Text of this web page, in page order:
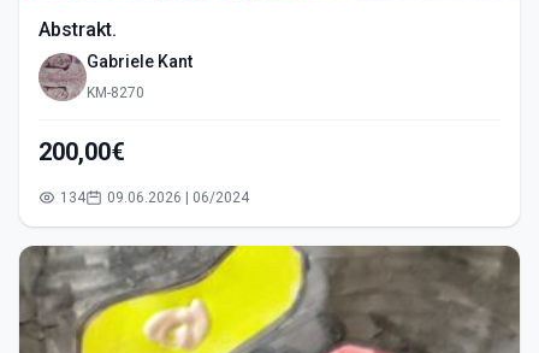
Abstrakt.
Gabriele Kant
KM-8270
200,00€
134 09.06.2026 | 06/2024